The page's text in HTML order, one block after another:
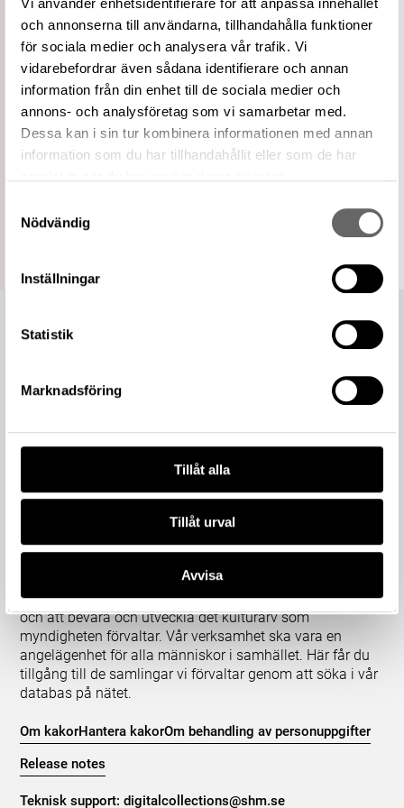
Vi använder enhetsidentifierare för att anpassa innehållet
och annonserna till användarna, tillhandahålla funktioner
för sociala medier och analysera vår trafik. Vi
vidarebefordrar även sådana identifierare och annan
information från din enhet till de sociala medier och
annons- och analysföretag som vi samarbetar med.
Dessa kan i sin tur kombinera informationen med annan
information som du har tillhandahållit eller som de har
Nödvändig
Inställningar
Statistik
Marknadsföring
Tillåt alla
Tillåt urval
Avvisa
Vidare
term
Beslag
Relaterade
föremål
Visa 18 relaterade föremål
URI
https://samlingar.shm.se/term/67B7FE32-
6E60-4330-B6A1-2C17BA4232F4
Kopiera URI
Mer information om licenser hos Statens historiska museer.
Om våra samlingar
Statens historiska museer (SHM) har till uppgift att
främja kunskapen om och intresset för Sveriges historia
och att bevara och utveckla det kulturarv som
myndigheten förvaltar. Vår verksamhet ska vara en
angelägenhet för alla människor i samhället. Här får du
tillgång till de samlingar vi förvaltar genom att söka i vår
databas på nätet.
Om kakorHantera kakorOm behandling av personuppgifter
Release notes
Teknisk support:digitalcollections@shm.se